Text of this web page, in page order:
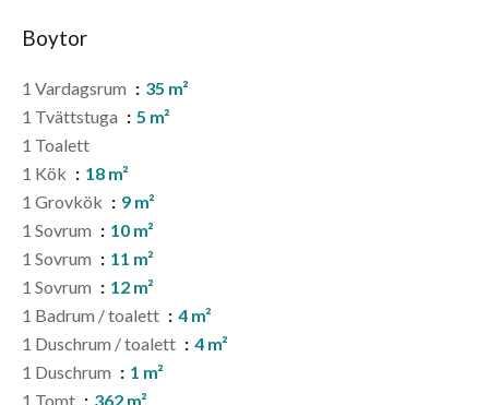
Boytor
1 Vardagsrum
35 m²
1 Tvättstuga
5 m²
1 Toalett
1 Kök
18 m²
1 Grovkök
9 m²
1 Sovrum
10 m²
1 Sovrum
11 m²
1 Sovrum
12 m²
1 Badrum / toalett
4 m²
1 Duschrum / toalett
4 m²
1 Duschrum
1 m²
1 Tomt
362 m²